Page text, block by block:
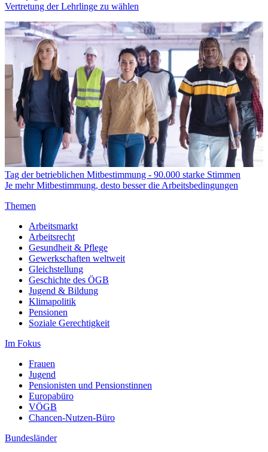
Vertretung der Lehrlinge zu wählen
Tag der betrieblichen Mitbestimmung - 90.000 starke Stimmen
Je mehr Mitbestimmung, desto besser die Arbeitsbedingungen
Themen
Arbeitsmarkt
Arbeitsrecht
Gesundheit & Pflege
Gewerkschaften weltweit
Gleichstellung
Geschichte des ÖGB
Jugend & Bildung
Klimapolitik
Pensionen
Soziale Gerechtigkeit
Im Fokus
Frauen
Jugend
Pensionisten und Pensionstinnen
Europabüro
VÖGB
Chancen-Nutzen-Büro
Bundesländer